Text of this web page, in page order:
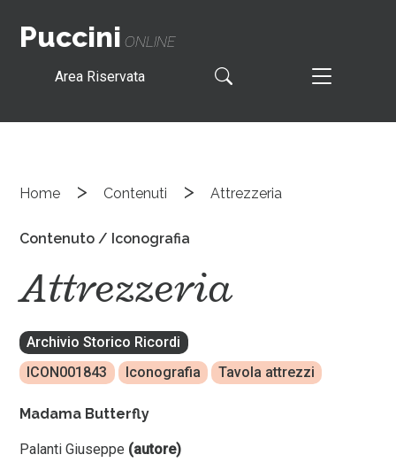
Puccini ONLINE
Area Riservata
Home > Contenuti > Attrezzeria
Contenuto / Iconografia
Attrezzeria
Archivio Storico Ricordi
ICON001843
Iconografia Tavola attrezzi
Madama Butterfly
Palanti Giuseppe (autore)